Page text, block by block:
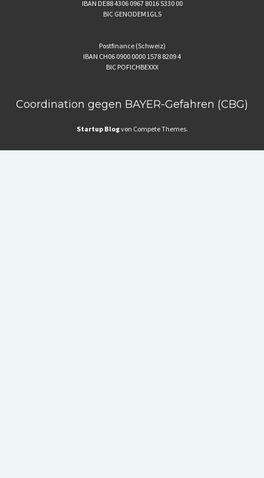
IBAN DE88 4306 0967 8016 5330 00
BIC GENODEM1GLS
Postfinance (Schweiz)
IBAN CH06 0900 0000 1578 8209 4
BIC POFICHBEXXX
Coordination gegen BAYER-Gefahren (CBG)
Startup Blogvon Compete Themes.